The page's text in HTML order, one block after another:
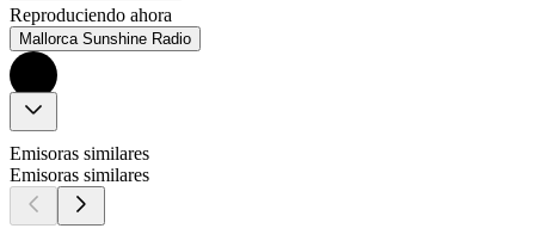
Reproduciendo ahora
Mallorca Sunshine Radio
Emisoras similares
Emisoras similares